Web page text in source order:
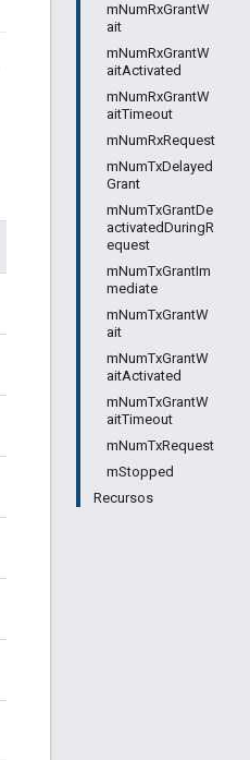
mNumRxGrantW
ait
mNumRxGrantW
aitActivated
mNumRxGrantW
aitTimeout
mNumRxRequest
mNumTxDelayed
Grant
mNumTxGrantDe
activatedDuringR
equest
mNumTxGrantIm
mediate
mNumTxGrantW
ait
mNumTxGrantW
aitActivated
mNumTxGrantW
aitTimeout
mNumTxRequest
mStopped
Recursos